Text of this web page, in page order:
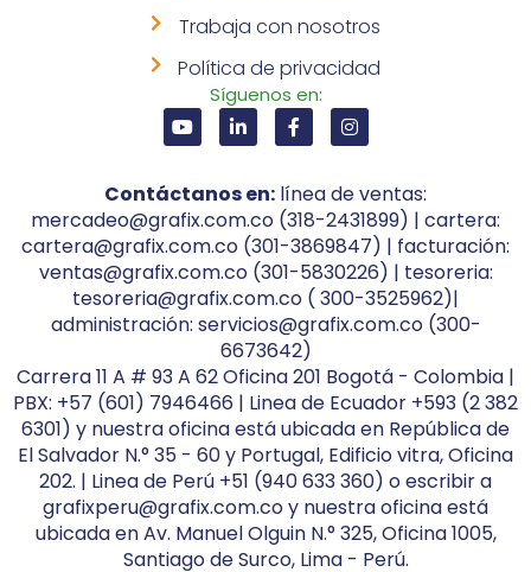
Trabaja con nosotros
Política de privacidad
Síguenos en:
Contáctanos en: línea de ventas:
mercadeo@grafix.com.co (318-2431899) | cartera:
cartera@grafix.com.co (301-3869847) | facturación:
ventas@grafix.com.co (301-5830226) | tesoreria:
tesoreria@grafix.com.co ( 300-3525962)|
administración: servicios@grafix.com.co (300-
6673642)
Carrera 11 A # 93 A 62 Oficina 201 Bogotá - Colombia |
PBX: +57 (601) 7946466 | Linea de Ecuador +593 (2 382
6301) y nuestra oficina está ubicada en República de
El Salvador N.° 35 - 60 y Portugal, Edificio vitra, Oficina
202. | Linea de Perú +51 (940 633 360) o escribir a
grafixperu@grafix.com.co y nuestra oficina está
ubicada en Av. Manuel Olguin N.° 325, Oficina 1005,
Santiago de Surco, Lima - Perú.